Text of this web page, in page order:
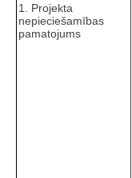
1. Projekta
nepieciešamības
pamatojums